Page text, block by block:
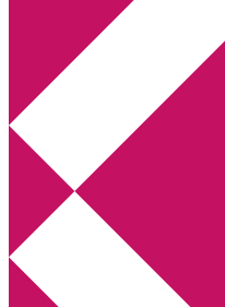
Annikas
Deckare, kriminalromaner,